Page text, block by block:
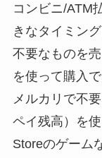
コンビニ/ATM
きなタイミン
不要なものを
を使って購入
メルカリで不
ペイ残高）を
Storeのゲーム